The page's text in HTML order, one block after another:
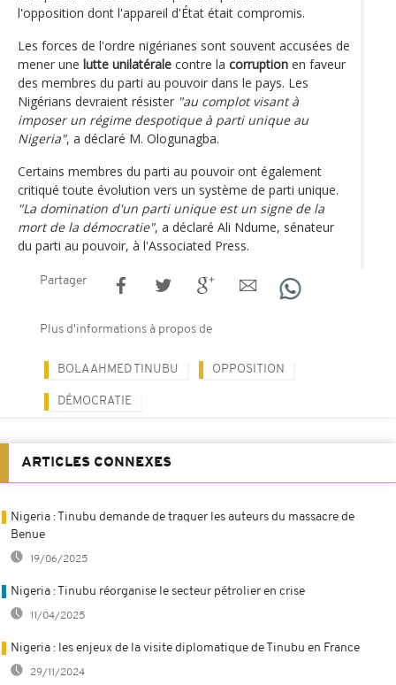
l'opposition dont l'appareil d'État était compromis.
Les forces de l'ordre nigérianes sont souvent accusées de
mener une lutte unilatérale contre la corruption en faveur
des membres du parti au pouvoir dans le pays. Les
Nigérians devraient résister "au complot visant à
imposer un régime despotique à parti unique au
Nigeria", a déclaré M. Ologunagba.
Certains membres du parti au pouvoir ont également
critiqué toute évolution vers un système de parti unique.
"La domination d'un parti unique est un signe de la
mort de la démocratie", a déclaré Ali Ndume, sénateur
du parti au pouvoir, à l'Associated Press.
Partager
Plus d'informations à propos de
BOLA AHMED TINUBU OPPOSITION
DÉMOCRATIE
ARTICLES CONNEXES
Nigeria : Tinubu demande de traquer les auteurs du massacre de
Benue
19/06/2025
Nigeria : Tinubu réorganise le secteur pétrolier en crise
11/04/2025
Nigeria : les enjeux de la visite diplomatique de Tinubu en France
29/11/2024